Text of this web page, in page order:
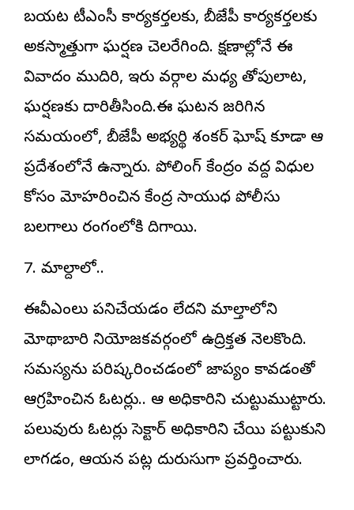
బయట టీఎంసీ కార్యకర్తలకు, బీజేపీ కార్యకర్తలకు
అకస్మాత్తుగా ఘర్షణ చెలరేగింది. క్షణాల్లోనే ఈ
వివాదం ముదిరి, ఇరు వర్గాల మధ్య తోపులాట,
ఘర్షణకు దారితీసింది.ఈ ఘటన జరిగిన
సమయంలో, బీజేపీ అభ్యర్థి శంకర్ ఘోష్ కూడా ఆ
ప్రదేశంలోనే ఉన్నారు. పోలింగ్ కేంద్రం వద్ద విధుల
కోసం మోహరించిన కేంద్ర సాయుధ పోలీసు
బలగాలు రంగంలోకి దిగాయి.
7. మాల్దాలో..
ఈవీఎంలు పనిచేయడం లేదని మాల్తాలోని
మోథాబారి నియోజకవర్గంలో ఉద్రిక్తత నెలకొంది.
సమస్యను పరిష్కరించడంలో జాప్యం కావడంతో
ఆగ్రహించిన ఓటర్లు.. ఆ అధికారిని చుట్టుముట్టారు.
పలువురు ఓటర్లు సెక్టార్ అధికారిని చేయి పట్టుకుని
లాగడం, ఆయన పట్ల దురుసుగా ప్రవర్తించారు.